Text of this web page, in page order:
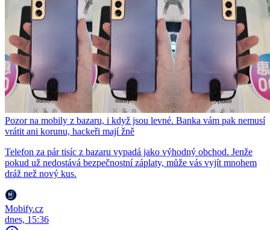
Pozor na mobily z bazaru, i když jsou levné. Banka vám pak nemusí
vrátit ani korunu, hackeři mají žně
Telefon za pár tisíc z bazaru vypadá jako výhodný obchod. Jenže
pokud už nedostává bezpečnostní záplaty, může vás vyjít mnohem
dráž než nový kus.
Mobify.cz
dnes, 15:36